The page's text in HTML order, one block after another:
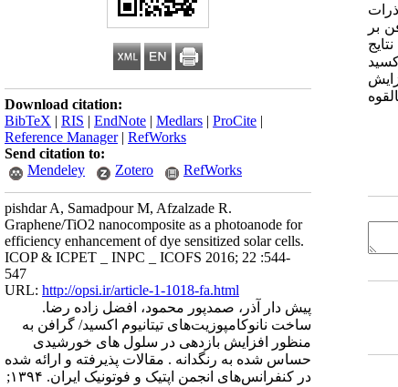
Download citation:
BibTeX | RIS | EndNote | Medlars | ProCite |
Reference Manager| RefWorks
Send citation to:
Mendeley
Zotero RefWorks
pishdar A, Samadpour M, Afzalzade R.
Graphene/TiO2 nanocomposite as a photoanode for
efficiency enhancement of dye sensitized solar cells.
ICOP & ICPET _ INPC _ ICOFS 2016; 22 :544-
547
URL: http://opsi.ir/article-1-1018-fa.html
پیش دار آذر، صمدپور محمود، افضل زاده رضا.
ساخت نانوکامپوزیت‌های تیتانیوم اکسید/ گرافن به
منظور افزایش بازدهی در سلول های خورشیدی
حساس شده به رنگدانه . مقالات پذیرفته و ارائه شده
در کنفرانس‌های انجمن اپتیک و فوتونیک ایران. ۱۳۹۴;
بر